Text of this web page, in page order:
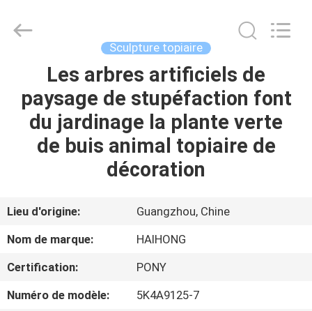
MAISON
PRODUITS
À
PROPOS
NOUS
Crafts
Factory.
Sculpture topiaire
Les arbres artificiels de
paysage de stupéfaction font
du jardinage la plante verte
de buis animal topiaire de
décoration
Lieu d'origine:
Guangzhou, Chine
Nom de marque:
HAIHONG
Certification:
PONY
Numéro de modèle:
5K4A9125-7